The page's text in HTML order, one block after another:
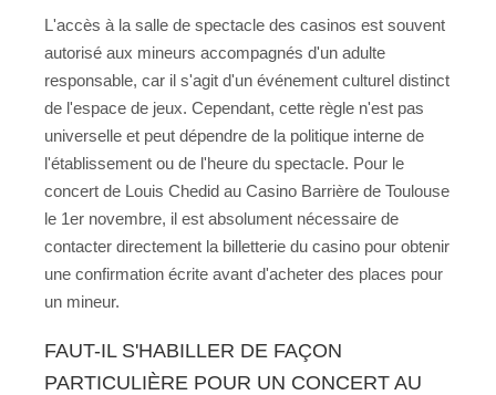
L'accès à la salle de spectacle des casinos est souvent
autorisé aux mineurs accompagnés d'un adulte
responsable, car il s'agit d'un événement culturel distinct
de l'espace de jeux. Cependant, cette règle n'est pas
universelle et peut dépendre de la politique interne de
l'établissement ou de l'heure du spectacle. Pour le
concert de Louis Chedid au Casino Barrière de Toulouse
le 1er novembre, il est absolument nécessaire de
contacter directement la billetterie du casino pour obtenir
une confirmation écrite avant d'acheter des places pour
un mineur.
FAUT-IL S'HABILLER DE FAÇON
PARTICULIÈRE POUR UN CONCERT AU